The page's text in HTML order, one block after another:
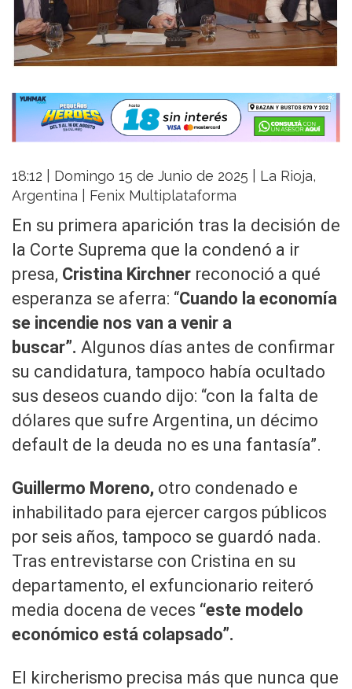
18:12 | Domingo 15 de Junio de 2025 | La Rioja,
Argentina | Fenix Multiplataforma
En su primera aparición tras la decisión de
la Corte Suprema que la condenó a ir
presa, Cristina Kirchner reconoció a qué
esperanza se aferra: “Cuando la economía
se incendie nos van a venir a
buscar”. Algunos días antes de confirmar
su candidatura, tampoco había ocultado
sus deseos cuando dijo: “con la falta de
dólares que sufre Argentina, un décimo
default de la deuda no es una fantasía”.
Guillermo Moreno, otro condenado e
inhabilitado para ejercer cargos públicos
por seis años, tampoco se guardó nada.
Tras entrevistarse con Cristina en su
departamento, el exfuncionario reiteró
media docena de veces “este modelo
económico está colapsado”.
El kircherismo precisa más que nunca que